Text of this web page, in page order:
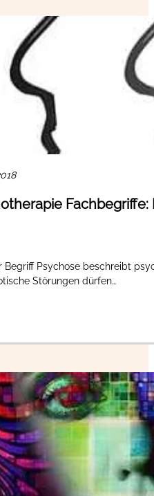
Fachbegriffe:
Begriff Psychose beschreibt
Störungen dürfen…